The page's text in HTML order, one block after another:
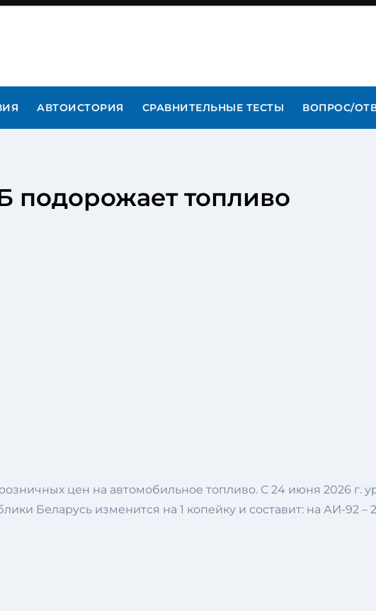
АВТОИСТОРИЯ СРАВНИТЕЛЬНЫЕ ТЕСТЫ ВОПРОС/
подорожает топливо
цен на автомобильное топливо. С 24 июня 2026 г.
Беларусь изменится на 1 копейку и составит: на АИ-92 –